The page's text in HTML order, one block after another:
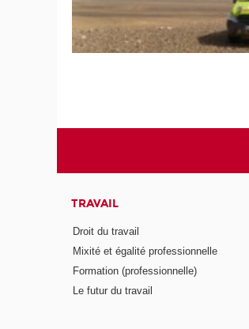
TRAVAIL
Droit du travail
Mixité et égalité professionnelle
Formation (professionnelle)
Le futur du travail